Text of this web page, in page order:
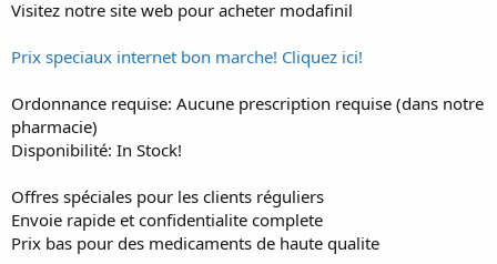
t
r
Visitez notre site web pour acheter modafinil
Prix speciaux internet bon marche! Cliquez ici!
Ordonnance requise: Aucune prescription requise (dans notre
pharmacie)
Disponibilité: In Stock!
Offres spéciales pour les clients réguliers
Envoie rapide et confidentialite complete
Prix bas pour des medicaments de haute qualite